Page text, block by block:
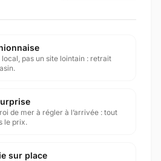
pas un site lointain : retrait
de mer à régler à l’arrivée : tout
le prix.
sur place